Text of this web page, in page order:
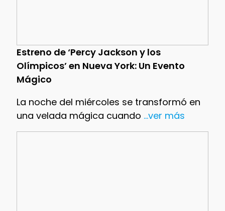
Estreno de ‘Percy Jackson y los
Olímpicos’ en Nueva York: Un Evento
Mágico
La noche del miércoles se transformó en
una velada mágica cuando ...ver más